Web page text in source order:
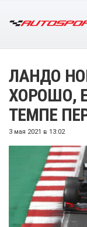
ЛАНДО
ХОРОШО,
ТЕМПЕ
3 мая 2021 в 13:02